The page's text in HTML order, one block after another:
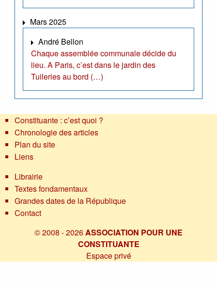
Mars 2025
André Bellon
Chaque assemblée communale décide du
lieu. A Paris, c’est dans le jardin des
Tuileries au bord (…)
Constituante : c’est quoi ?
Chronologie des articles
Plan du site
Liens
Librairie
Textes fondamentaux
Grandes dates de la République
Contact
© 2008 - 2026ASSOCIATION POUR UNE
CONSTITUANTE
Espace privé